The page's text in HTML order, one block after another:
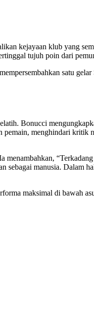
kejayaan klub yang
tujuh poin dari
satu
Bonucci
menghindari kritik
manusia. Dalam
maksimal di bawah